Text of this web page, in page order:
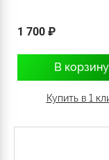
1 700 ₽
В корзину
Купить в 1